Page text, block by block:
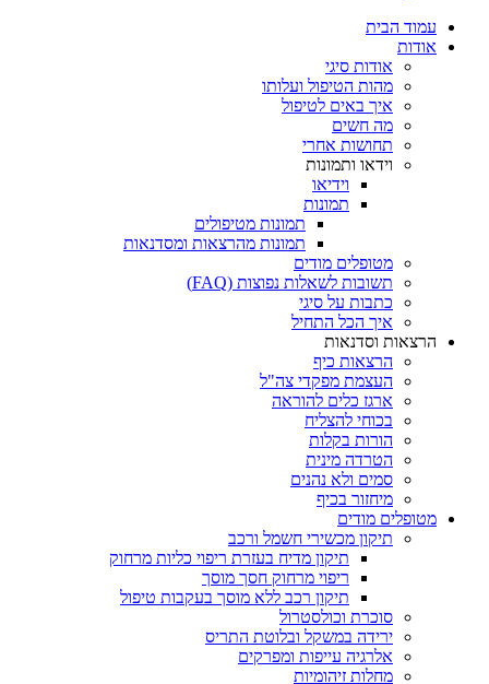
עמוד הבית
אודות
אודות סיגי
מהות הטיפול ועלותו
איך באים לטיפול
מה חשים
תחושות אחרי
וידאו ותמונות
וידיאו
תמונות
תמונות מטיפולים
תמונות מהרצאות ומסדנאות
מטופלים מודים
תשובות לשאלות נפוצות (FAQ)
כתבות על סיגי
איך הכל התחיל
הרצאות וסדנאות
הרצאות כיף
העצמת מפקדי צה"ל
ארגז כלים להוראה
בכוחי להצליח
הורות בקלות
הטרדה מינית
סמים ולא נהנים
מיחזור בכיף
מטופלים מודים
תיקון מכשירי חשמל ורכב
תיקון מדיח בעזרת ריפוי כליות מרחוק
ריפוי מרחוק חסך מוסך
תיקון רכב ללא מוסך בעקבות טיפול
סוכרת וכולסטרול
ירידה במשקל ובלוטת התריס
אלרגיה עייפות ומפרקים
מחלות זיהומיות